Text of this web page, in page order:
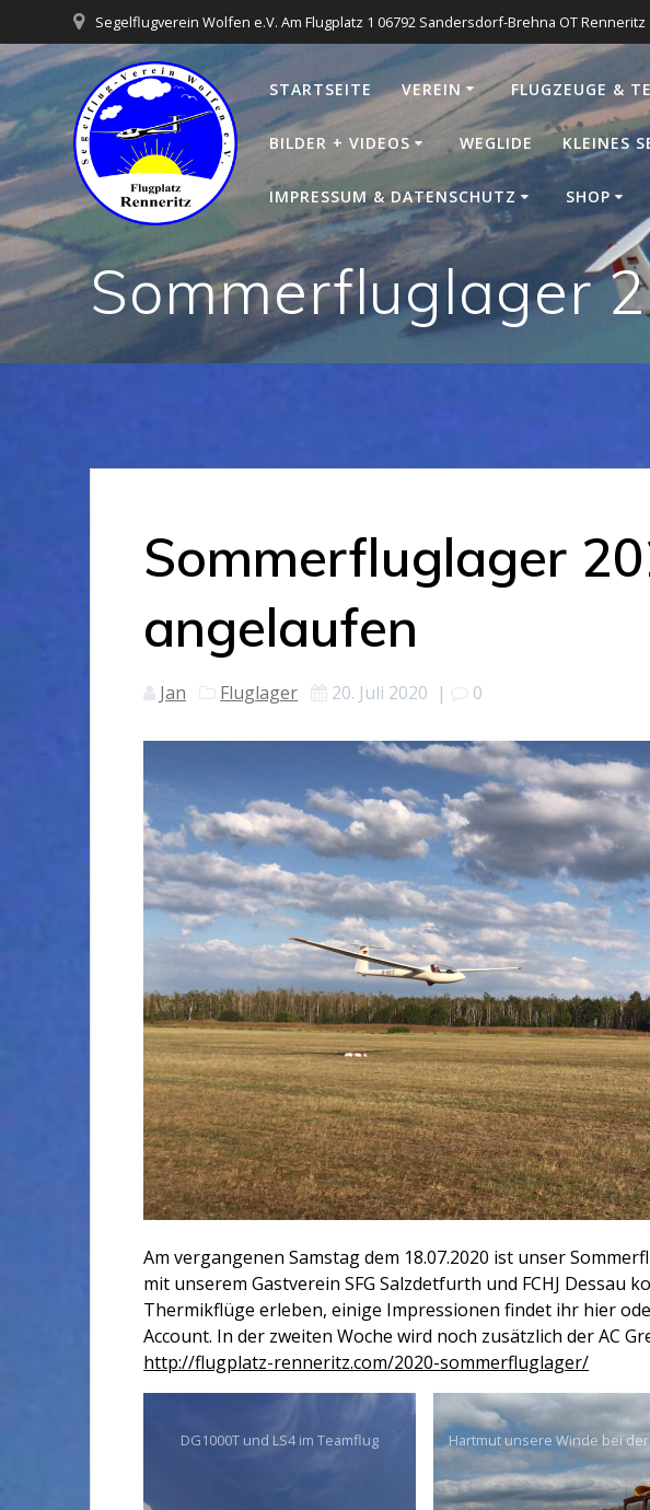
Inhalt
springen
Segelflugverein Wolfen e.V. Am Flugplatz 1 06792 Sandersdorf-Brehna OT Renneritz
STARTSEITE VEREIN FLUGZEUGE &
BILDER + VIDEOS WEGLIDE KLEINES
IMPRESSUM & DATENSCHUTZ SHOP
Sommerfluglager
Sommerfluglager
angelaufen
Jan Fluglager 20. Juli 2020 | 0
Am vergangenen Samstag dem 18.07.2020 ist unser
mit unserem Gastverein SFG Salzdetfurth und FCHJ Dessau
Thermikflüge erleben, einige Impressionen findet ihr hier
Account. In der zweiten Woche wird noch zusätzlich der AC
http://flugplatz-renneritz.com/2020-sommerfluglager/
DG1000T und LS4 im Teamflug Hartmut unsere Winde bei